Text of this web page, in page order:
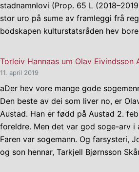
stadnamnlovi (Prop. 65 L
stor uro på sume av framleggi frå
bodskapen kulturstatsråden hev
Torleiv Hannaas um Olav Eivindsson
11. april 2019
aDer hev vore mange gode
Den beste av dei som liver no, er
Austad. Han er fødd på Austad 2.
foreldre. Men det var god soge-arv
Faren var sogemann. Og farsysteri,
og son hennar, Tarkjell Bjørnsson